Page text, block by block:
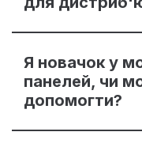
Я новачок у
панелей, чи
допомогти?